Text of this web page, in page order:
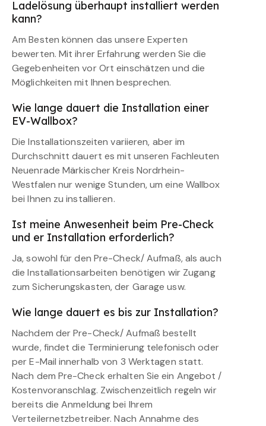
Ladelösung überhaupt installiert werden
kann?
Am Besten können das unsere Experten
bewerten. Mit ihrer Erfahrung werden Sie die
Gegebenheiten vor Ort einschätzen und die
Möglichkeiten mit Ihnen besprechen.
Wie lange dauert die Installation einer
EV-Wallbox?
Die Installationszeiten variieren, aber im
Durchschnitt dauert es mit unseren Fachleuten
Neuenrade Märkischer Kreis Nordrhein-
Westfalen nur wenige Stunden, um eine Wallbox
bei Ihnen zu installieren.
Ist meine Anwesenheit beim Pre-Check
und er Installation erforderlich?
Ja, sowohl für den Pre-Check/ Aufmaß, als auch
die Installationsarbeiten benötigen wir Zugang
zum Sicherungskasten, der Garage usw.
Wie lange dauert es bis zur Installation?
Nachdem der Pre-Check/ Aufmaß bestellt
wurde, findet die Terminierung telefonisch oder
per E-Mail innerhalb von 3 Werktagen statt.
Nach dem Pre-Check erhalten Sie ein Angebot /
Kostenvoranschlag. Zwischenzeitlich regeln wir
bereits die Anmeldung bei Ihrem
Verteilernetzbetreiber. Nach Annahme des